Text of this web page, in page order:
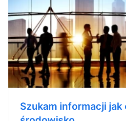
Szukam informacji jak